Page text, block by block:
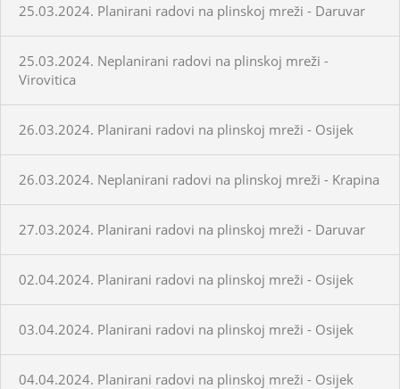
25.03.2024. Planirani radovi na plinskoj mreži - Daruvar
25.03.2024. Neplanirani radovi na plinskoj mreži -
Virovitica
26.03.2024. Planirani radovi na plinskoj mreži - Osijek
26.03.2024. Neplanirani radovi na plinskoj mreži - Krapina
27.03.2024. Planirani radovi na plinskoj mreži - Daruvar
02.04.2024. Planirani radovi na plinskoj mreži - Osijek
03.04.2024. Planirani radovi na plinskoj mreži - Osijek
04.04.2024. Planirani radovi na plinskoj mreži - Osijek